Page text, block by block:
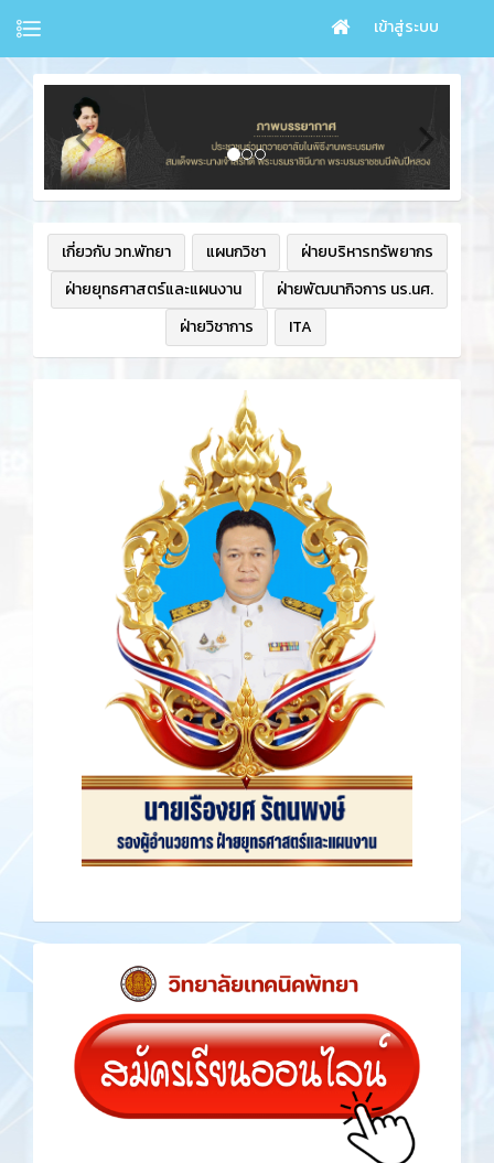
เข้าสู่ระบบ
เกี่ยวกับ วท.พัทยา แผนกวิชา
ฝ่ายบริหารทรัพยากร
ฝ่ายยุทธศาสตร์และแผนงาน
ฝ่ายพัฒนากิจการ นร.นศ.
ฝ่ายวิชาการ
ITA